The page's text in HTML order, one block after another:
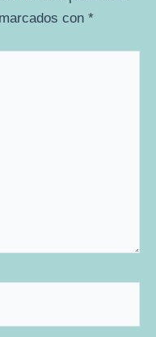
con *